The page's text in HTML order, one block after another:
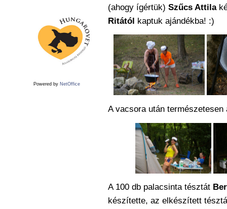
Powered by NetOffice
(ahogy ígértük) Szűcs Attila
Ritától kaptuk ajándékba! :)
A vacsora után
A 100 db palacsinta tésztát
készítette, az elkészített